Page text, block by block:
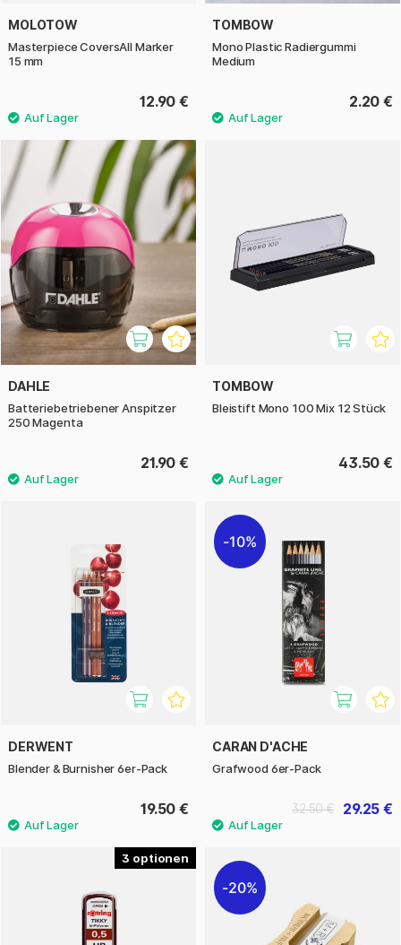
MOLOTOW
Masterpiece CoversAll Marker
15 mm
12.90 €
TOMBOW
Mono Plastic Radiergummi
Medium
2.20 €
DAHLE
Batteriebetriebener Anspitzer
250 Magenta
21.90 €
TOMBOW
Bleistift Mono 100 Mix 12 Stück
43.50 €
DERWENT
Blender & Burnisher 6er-Pack
19.50 €
10%
CARAN D'ACHE
Grafwood 6er-Pack
29.25 €
32.50 €
3
20%